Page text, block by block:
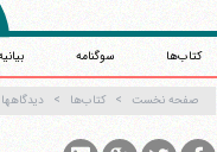
کتاب‌ها سوگنامه
صفحه نخست کتاب‌ها دیدگاهها